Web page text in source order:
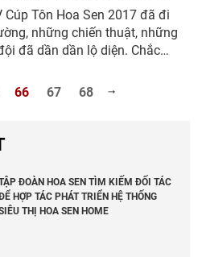
Cúp Tôn Hoa Sen 2017 đã đi
những chiến thuật, những
đã dần dần lộ diện. Chắc
Ngày 07/09/2017, các tay
66 67 68
ĐOÀN HOA SEN TÌM KIẾM ĐỐI TÁC
HỢP TÁC PHÁT TRIỂN HỆ THỐNG
THỊ HOA SEN HOME